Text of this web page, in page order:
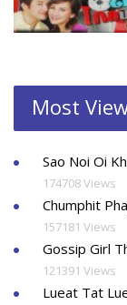
Most
Sao Noi Oi
174708 Views
Chumphit
157181 Views
Gossip Girl
121391 Views
Lueat Tat